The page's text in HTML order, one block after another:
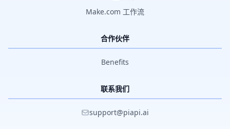
Make.com 工作流
合作伙伴
Benefits
联系我们
support@piapi.ai